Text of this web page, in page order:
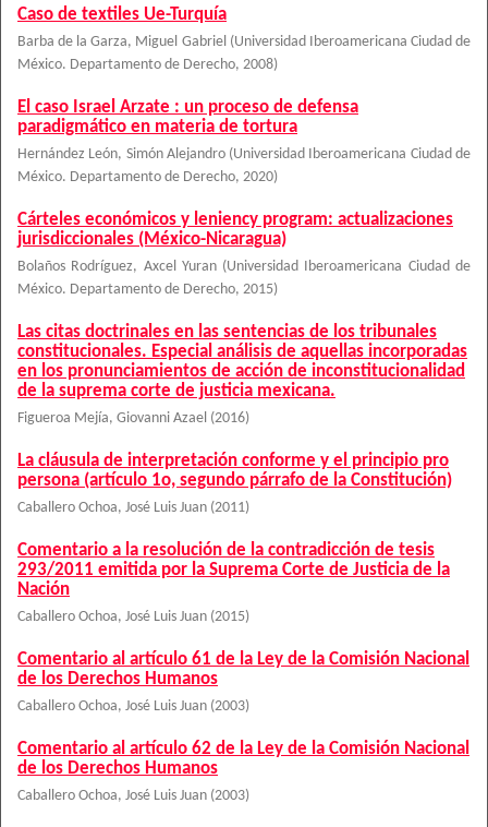
Caso de textiles Ue-Turquía
Barba de la Garza, Miguel Gabriel (Universidad Iberoamericana Ciudad de
México. Departamento de Derecho, 2008)
El caso Israel Arzate : un proceso de defensa
paradigmático en materia de tortura
Hernández León, Simón Alejandro (Universidad Iberoamericana Ciudad de
México. Departamento de Derecho, 2020)
Cárteles económicos y leniency program: actualizaciones
jurisdiccionales (México-Nicaragua)
Bolaños Rodríguez, Axcel Yuran (Universidad Iberoamericana Ciudad de
México. Departamento de Derecho, 2015)
Las citas doctrinales en las sentencias de los tribunales
constitucionales. Especial análisis de aquellas incorporadas
en los pronunciamientos de acción de inconstitucionalidad
de la suprema corte de justicia mexicana.
Figueroa Mejía, Giovanni Azael (2016)
La cláusula de interpretación conforme y el principio pro
persona (artículo 1o, segundo párrafo de la Constitución)
Caballero Ochoa, José Luis Juan (2011)
Comentario a la resolución de la contradicción de tesis
293/2011 emitida por la Suprema Corte de Justicia de la
Nación
Caballero Ochoa, José Luis Juan (2015)
Comentario al artículo 61 de la Ley de la Comisión Nacional
de los Derechos Humanos
Caballero Ochoa, José Luis Juan (2003)
Comentario al artículo 62 de la Ley de la Comisión Nacional
de los Derechos Humanos
Caballero Ochoa, José Luis Juan (2003)